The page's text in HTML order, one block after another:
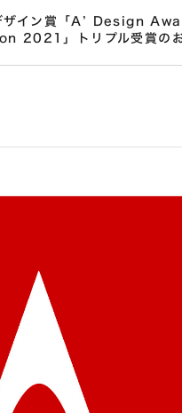
ザイン賞「A’ Design
2021」トリプル受賞の